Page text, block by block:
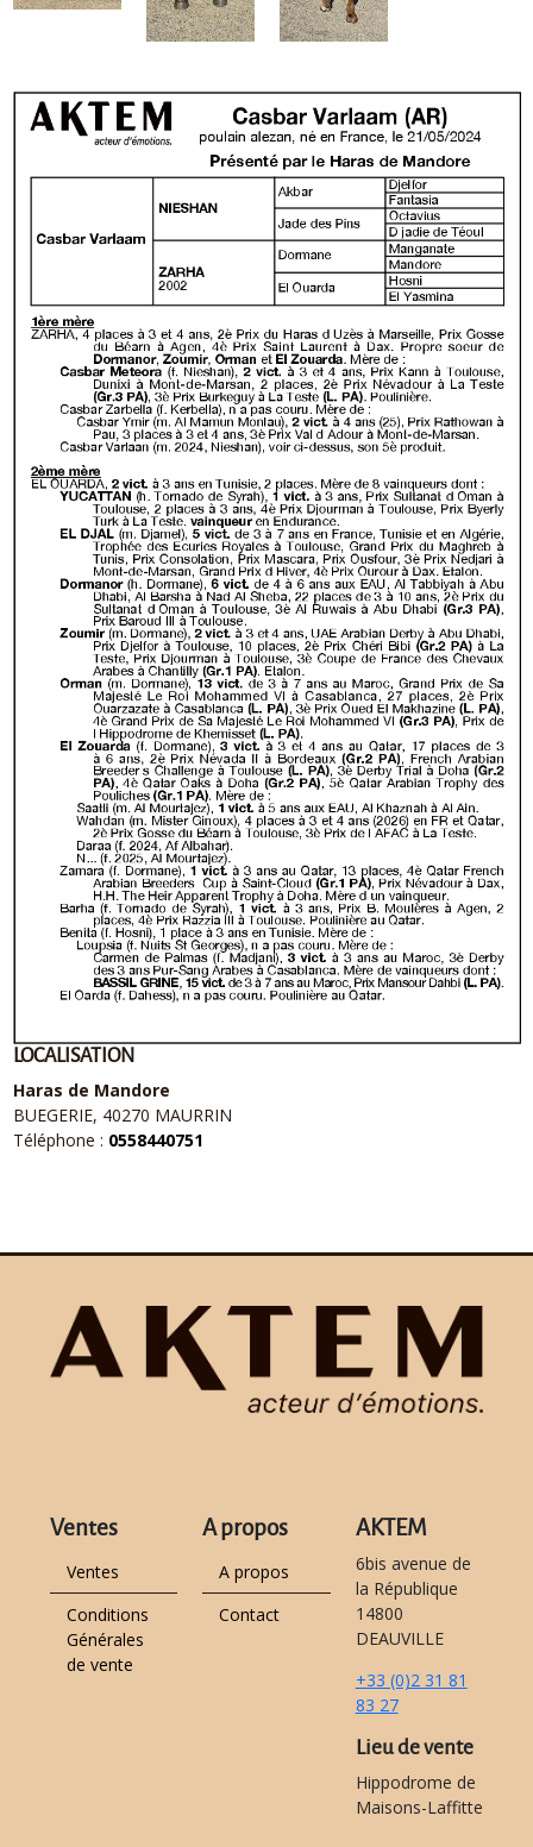
LOCALISATION
Haras de Mandore
BUEGERIE, 40270 MAURRIN
Téléphone : 0558440751
Ventes
Ventes
Conditions
Générales
de vente
A propos
A propos
Contact
AKTEM
6bis avenue de
la République
14800
DEAUVILLE
+33 (0)2 31 81
83 27
Lieu de vente
Hippodrome de
Maisons-Laffitte